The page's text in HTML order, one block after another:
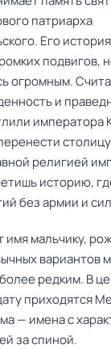
патриарха
Его
подвигов,
огромным.
и
императора
религией
историю,
без армии и
имя мальчику,
вариантов
редким. В
приходятся
— имена с
за спиной.